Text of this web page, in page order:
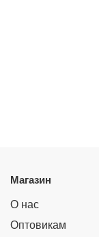
Магазин
О нас
Оптовикам